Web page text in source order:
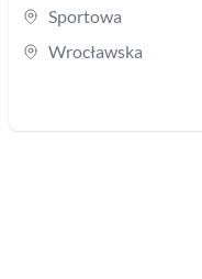
Sportowa
Wrocławska